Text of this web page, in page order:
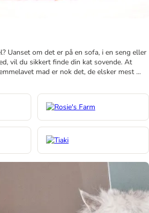
Uanset om det er på en sofa, i en seng eller
vil du sikkert finde din kat sovende. At
mad er nok det, de elsker mest ...